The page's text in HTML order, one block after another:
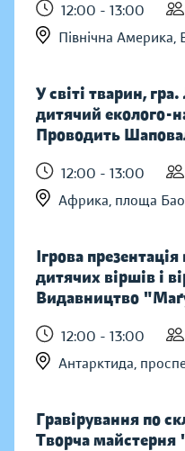
12:00 - 13:00
Північна Америка,
У світі тварин,
дитячий еколого-
Проводить
12:00 - 13:00
Африка, площа
Ігрова
дитячих віршів і
Видавництво
12:00 - 13:00
Антарктида,
Гравірування по
Творча